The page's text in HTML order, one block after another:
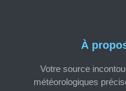
À
Votre source
météorologiques